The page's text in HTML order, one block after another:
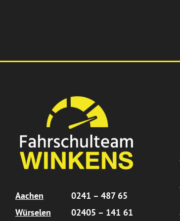
Aachen
0241 – 487 65
Würselen
02405 – 141 61